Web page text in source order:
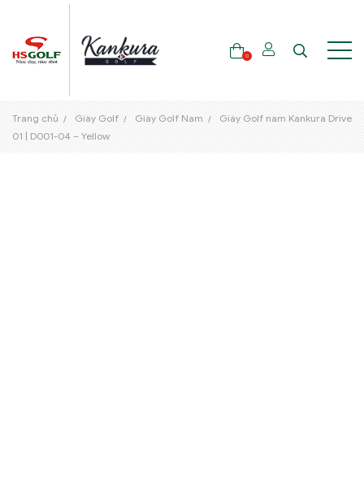
THƯƠNG HIỆU
0
Trang chủ Giày Golf Giày Golf Nam
Giày Golf nam Kankura Drive
01 | D001-04 – Yellow